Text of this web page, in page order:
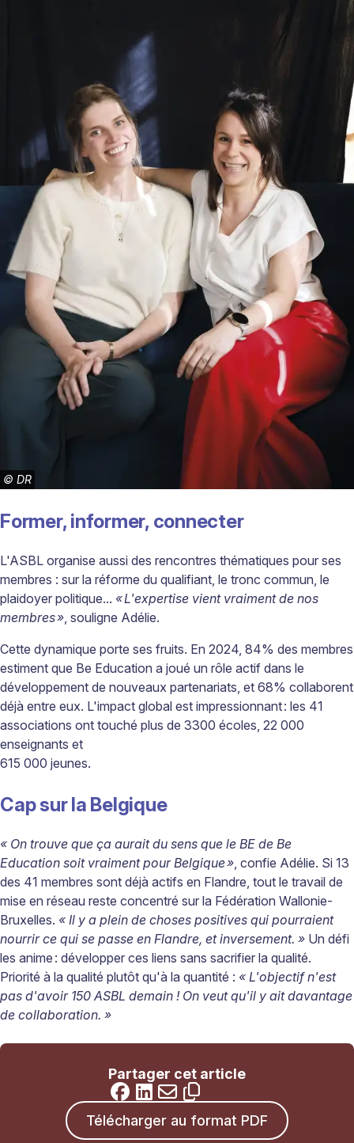
© DR
Former, informer, connecter
L'ASBL organise aussi des rencontres thématiques pour ses
membres : sur la réforme du qualifiant, le tronc commun, le
plaidoyer politique... « L'expertise vient vraiment de nos
membres », souligne Adélie.
Cette dynamique porte ses fruits. En 2024, 84% des membres
estiment que Be Education a joué un rôle actif dans le
développement de nouveaux partenariats, et 68% collaborent
déjà entre eux. L'impact global est impressionnant : les 41
associations ont touché plus de 3300 écoles, 22 000
enseignants et
615 000 jeunes.
Cap sur la Belgique
« On trouve que ça aurait du sens que le BE de Be
Education soit vraiment pour Belgique», confie Adélie. Si 13
des 41 membres sont déjà actifs en Flandre, tout le travail de
mise en réseau reste concentré sur la Fédération Wallonie-
Bruxelles. « Il y a plein de choses positives qui pourraient
nourrir ce qui se passe en Flandre, et inversement. » Un défi
les anime : développer ces liens sans sacrifier la qualité.
Priorité à la qualité plutôt qu'à la quantité : « L'objectif n'est
pas d'avoir 150 ASBL demain ! On veut qu'il y ait davantage
de collaboration. »
Partager cet article
Télécharger au format PDF